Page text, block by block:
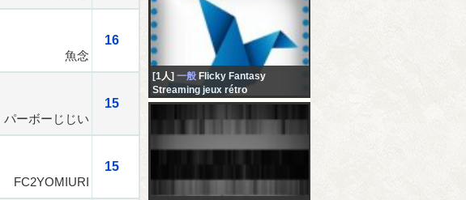
16
魚念
15
パーボーじじい
15
FC2YOMIURI
[1人] 一般 Flicky Fantasy
Streaming jeux rétro